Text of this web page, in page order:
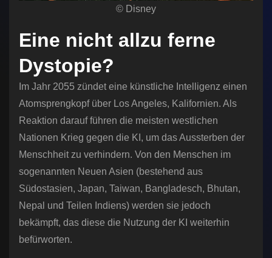
© Disney
Eine nicht allzu ferne
Dystopie?
Im Jahr 2055 zündet eine künstliche Intelligenz einen
Atomsprengkopf über Los Angeles, Kalifornien. Als
Reaktion darauf führen die meisten westlichen
Nationen Krieg gegen die KI, um das Aussterben der
Menschheit zu verhindern. Von den Menschen im
sogenannten Neuen Asien (bestehend aus
Südostasien, Japan, Taiwan, Bangladesch, Bhutan,
Nepal und Teilen Indiens) werden sie jedoch
bekämpft, das diese die Nutzung der KI weiterhin
befürworten.